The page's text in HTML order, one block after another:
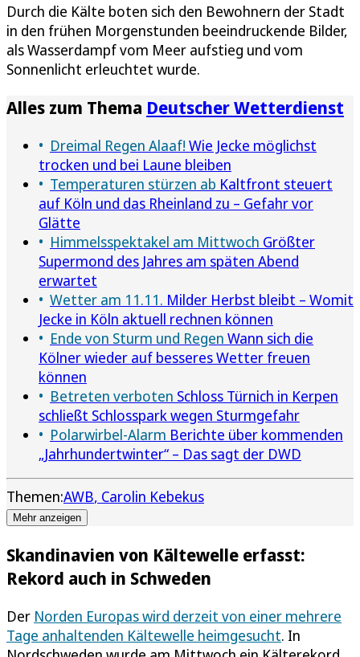
Durch die Kälte boten sich den Bewohnern der Stadt
in den frühen Morgenstunden beeindruckende Bilder,
als Wasserdampf vom Meer aufstieg und vom
Sonnenlicht erleuchtet wurde.
Alles zum Thema Deutscher Wetterdienst
Dreimal Regen Alaaf! Wie Jecke möglichst
trocken und bei Laune bleiben
Temperaturen stürzen ab Kaltfront steuert
auf Köln und das Rheinland zu – Gefahr vor
Glätte
Himmelsspektakel am Mittwoch Größter
Supermond des Jahres am späten Abend
erwartet
Wetter am 11.11. Milder Herbst bleibt – Womit
Jecke in Köln aktuell rechnen können
Ende von Sturm und Regen Wann sich die
Kölner wieder auf besseres Wetter freuen
können
Betreten verboten Schloss Türnich in Kerpen
schließt Schlosspark wegen Sturmgefahr
Polarwirbel-Alarm Berichte über kommenden
„Jahrhundertwinter“ – Das sagt der DWD
Themen:AWB Carolin Kebekus
Mehr anzeigen
Skandinavien von Kältewelle erfasst:
Rekord auch in Schweden
Der Norden Europas wird derzeit von einer mehrere
Tage anhaltenden Kältewelle heimgesucht. In